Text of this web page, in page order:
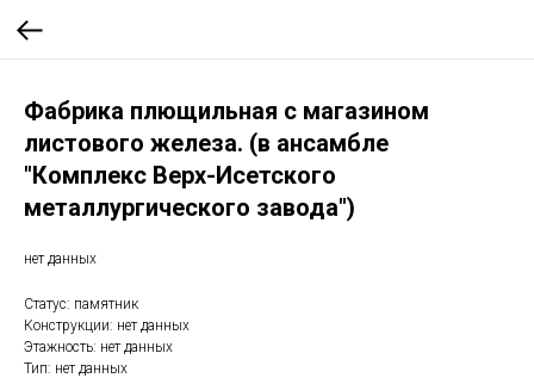
Фабрика плющильная с магазином
листового железа. (в ансамбле
"Комплекс Верх-Исетского
металлургического завода")
нет данных
Статус: памятник
Конструкции: нет данных
Этажность: нет данных
Тип: нет данных